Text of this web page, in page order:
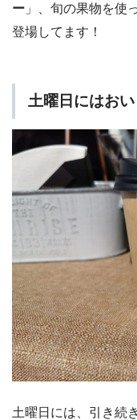
ー 」、旬の果物を使
登場してます！
土曜日にはお
土曜日には、引き続